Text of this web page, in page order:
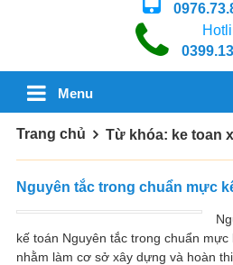
Menu
Trang chủ Từ khóa: ke toan
Nguyên tắc trong chuẩn mực
kế toán Nguyên tắc trong chuẩn
nhằm làm cơ sở xây dựng và hoàn